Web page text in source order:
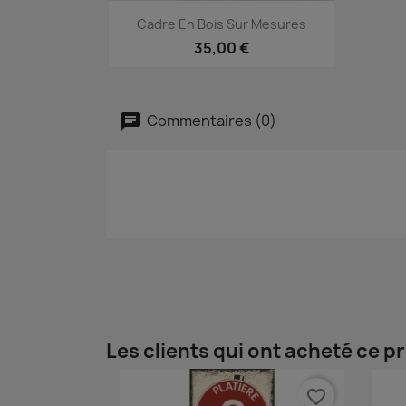
Aperçu rapide
Cadre En Bois Sur Mesures
35,00 €
Commentaires (0)
Les clients qui ont acheté ce
favorite_border